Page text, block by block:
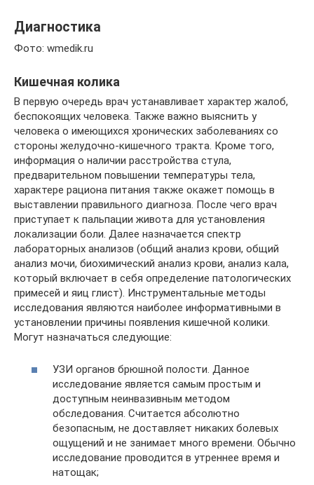
Диагностика
Фото: wmedik.ru
Кишечная колика
В первую очередь врач устанавливает характер жалоб,
беспокоящих человека. Также важно выяснить у
человека о имеющихся хронических заболеваниях со
стороны желудочно-кишечного тракта. Кроме того,
информация о наличии расстройства стула,
предварительном повышении температуры тела,
характере рациона питания также окажет помощь в
выставлении правильного диагноза. После чего врач
приступает к пальпации живота для установления
локализации боли. Далее назначается спектр
лабораторных анализов (общий анализ крови, общий
анализ мочи, биохимический анализ крови, анализ кала,
который включает в себя определение патологических
примесей и яиц глист). Инструментальные методы
исследования являются наиболее информативными в
установлении причины появления кишечной колики.
Могут назначаться следующие:
УЗИ органов брюшной полости. Данное
исследование является самым простым и
доступным неинвазивным методом
обследования. Считается абсолютно
безопасным, не доставляет никаких болевых
ощущений и не занимает много времени. Обычно
исследование проводится в утреннее время и
натощак;